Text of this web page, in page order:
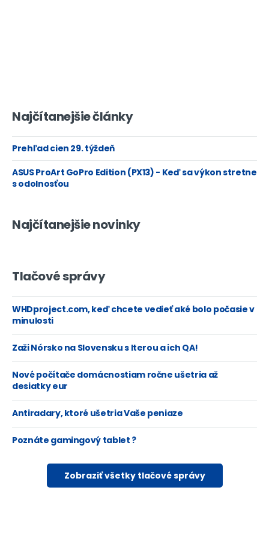
Najčítanejšie články
Prehľad cien 29. týždeň
ASUS ProArt GoPro Edition (PX13) - Keď sa výkon stretne
s odolnosťou
Najčítanejšie novinky
Tlačové správy
WHDproject.com, keď chcete vedieť aké bolo počasie v
minulosti
Zaži Nórsko na Slovensku s Iterou a ich QA!
Nové počítače domácnostiam ročne ušetria až
desiatky eur
Antiradary, ktoré ušetria Vaše peniaze
Poznáte gamingový tablet ?
Zobraziť všetky tlačové správy